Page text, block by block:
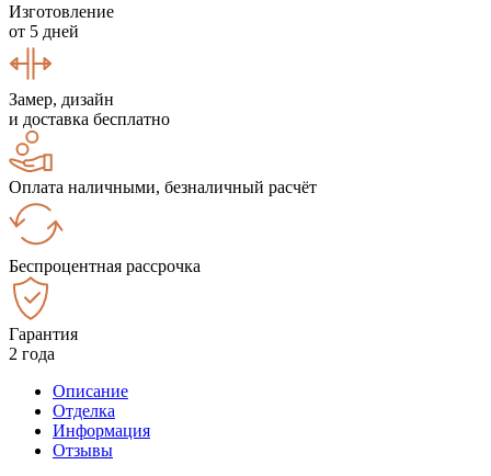
Изготовление
от 5 дней
Замер, дизайн
и доставка бесплатно
Оплата наличными, безналичный расчёт
Беспроцентная рассрочка
Гарантия
2 года
Описание
Отделка
Информация
Отзывы